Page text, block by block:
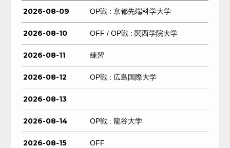
2026-08-09 OP戦 : 京都先端科学大学
2026-08-10 OFF / OP戦 : 関西学院大学
2026-08-11 練習
2026-08-12 OP戦 : 広島国際大学
2026-08-13
2026-08-14 OP戦 : 龍谷大学
2026-08-15 OFF